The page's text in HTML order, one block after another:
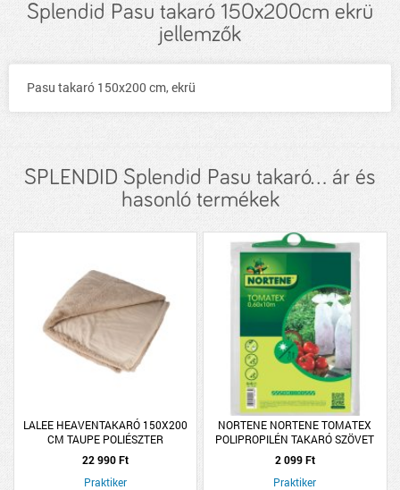
Splendid Pasu takaró 150x200cm ekrü
jellemzők
Pasu takaró 150x200 cm, ekrü
SPLENDID Splendid Pasu takaró... ár és
hasonló termékek
LALEE HEAVENTAKARÓ 150X200
CM TAUPE POLIÉSZTER
22 990 Ft
Praktiker
NORTENE NORTENE TOMATEX
POLIPROPILÉN TAKARÓ SZÖVET
0,6X10 M
2 099 Ft
Praktiker